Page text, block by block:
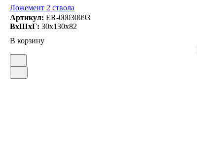
Ложемент 2 ствола
Артикул: ER-00030093
ВxШxГ: 30x130x82
В корзину